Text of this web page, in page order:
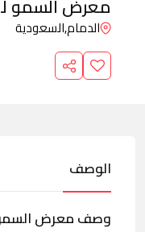
معرض السمو
الدمام,السعودية
الوصف
وصف معرض السمو